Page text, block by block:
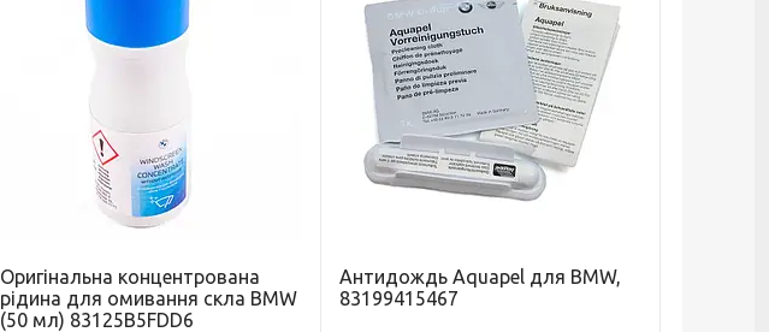
Оригінальна концентрована
рідина для омивання скла BMW
(50 мл) 83125B5FDD6
Антидождь Aquapel для BMW,
83199415467